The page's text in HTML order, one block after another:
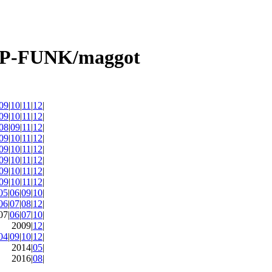
|10|11 |12|
|10|11 |12|
|09|11 |12|
|10|11 |12|
|10|11 |12|
|10|11 |12|
|10|11 |12|
|10|11 |12|
|06|09|10|
|07|08|12|
06|07|10|
2009|12|
|09|10|12|
2014|05|
2016|08|